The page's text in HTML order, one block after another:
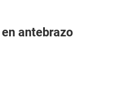
antebrazo